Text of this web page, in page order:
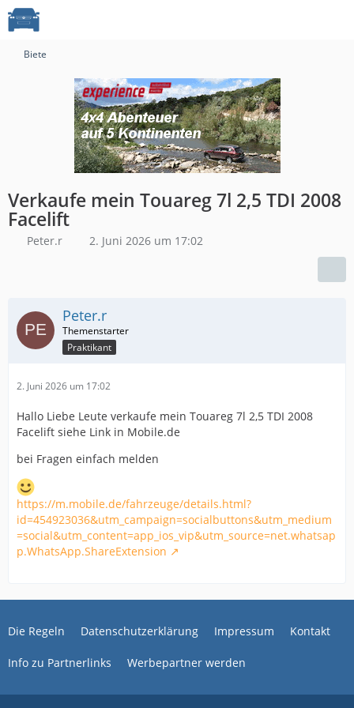
Biete
Verkaufe mein Touareg 7l 2,5 TDI 2008
Facelift
Peter.r 2. Juni 2026 um 17:02
Peter.r
Praktikant
2. Juni 2026 um 17:02
Hallo Liebe Leute verkaufe mein Touareg 7l 2,5 TDI 2008
Facelift siehe Link in Mobile.de
bei Fragen einfach melden
https://m.mobile.de/fahrzeuge/details.html?
id=454923036&utm_campaign=socialbuttons&utm_medium
=social&utm_content=app_ios_vip&utm_source=net.whatsap
p.WhatsApp.ShareExtension
Die Regeln Datenschutzerklärung Impressum Kontakt
Info zu Partnerlinks Werbepartner werden